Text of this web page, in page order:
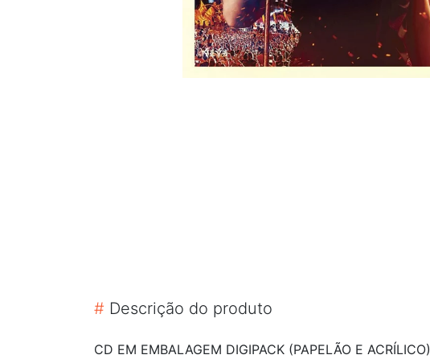
# Descrição do produto
CD EM EMBALAGEM DIGIPACK (PAPELÃO E ACRÍLICO)